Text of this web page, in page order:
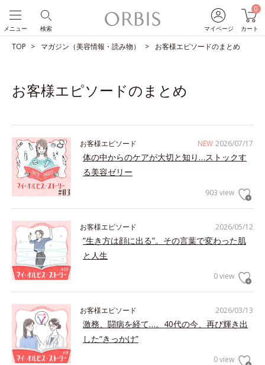
マイページ
0
カート
検索
メニュー
TOP マガジン（美容情報・読み物） お客様エピソードのまとめ
お客様エピソードのまとめ
NEW 2026/07/17
お客様エピソード
体の中からのケアが大切と知り…ストックす
る美容ゼリー
903 view
2026/05/12
お客様エピソード
”生き方は顔に出る”。その言葉で変わった肌
と人生
0 view
2026/03/13
お客様エピソード
激務、闘病を経て…。40代の今、再び輝き出
した“きっかけ”
0 view